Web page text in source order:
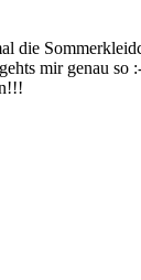
die
mir genau so